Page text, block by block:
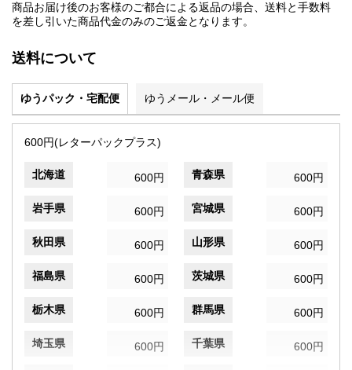
商品お届け後のお客様のご都合による返品の場合、送料と手数料
を差し引いた商品代金のみのご返金となります。
送料について
ゆうパック・宅配便 ゆうメール・メール便
600円(レターパックプラス)
北海道 600円 青森県 600円
岩手県 600円 宮城県 600円
秋田県 600円 山形県 600円
福島県 600円 茨城県 600円
栃木県 600円 群馬県 600円
埼玉県 600円 千葉県 600円